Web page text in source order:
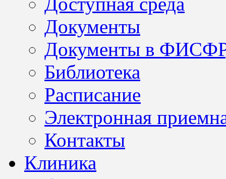
Документы
Документы в
Библиотека
Расписание
Электронная
Контакты
Клиника